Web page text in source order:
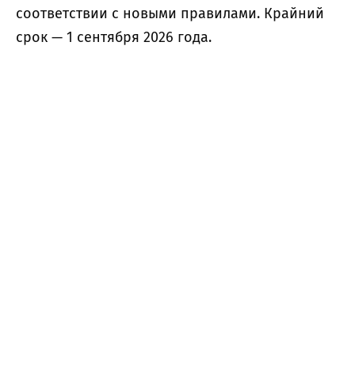
соответствии с новыми правилами. Крайний
срок — 1 сентября 2026 года.